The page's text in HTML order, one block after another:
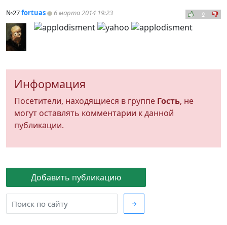
Добавить публикацию
→
№27fortuas 6 марта 2014 19:23 0
Информация
Посетители, находящиеся в группе Гость, не
могут оставлять комментарии к данной
публикации.